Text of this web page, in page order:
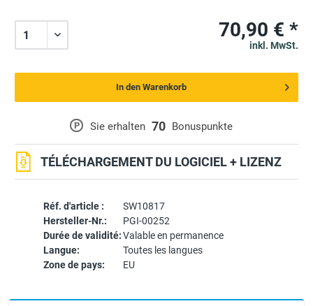
Réf. d'article :
SW10817
Hersteller-Nr.:
PGI-00252
Durée de validité:Valable en permanence
Langue:
Toutes les langues
Zone de pays:
EU
P Sie erhalten 70 Bonuspunkte
TÉLÉCHARGEMENT DU LOGICIEL + LIZENZ
70,90 € *
inkl. MwSt.
In den Warenkorb